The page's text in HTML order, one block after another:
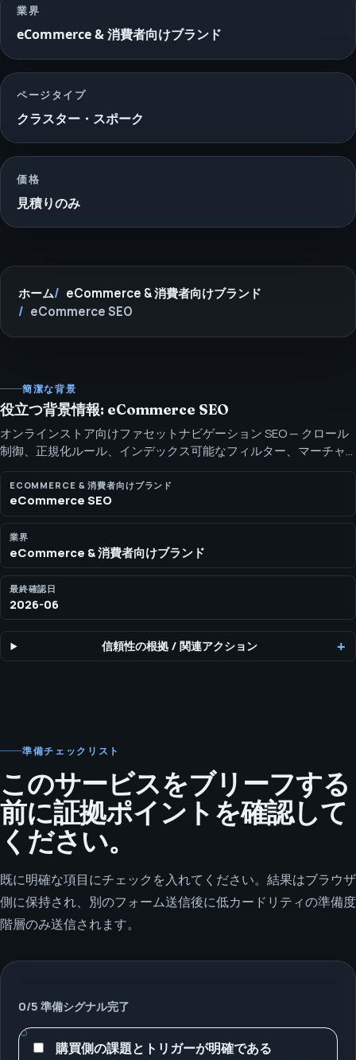
業界
eCommerce & 消費者向けブランド
ページタイプ
クラスター・スポーク
価格
見積りのみ
ホーム
eCommerce & 消費者向けブランド
eCommerce SEO
簡潔な背景
役立つ背景情報: eCommerce SEO
オンラインストア向けファセットナビゲーション SEO — クロール
制御、正規化ルール、インデックス可能なフィルター、マーチャ
ンダイジングの文脈まで対応。 要点：ファセットナビゲーション
SEO は、どのフィルター済みページを検索で可視化すべきか、そ
してクロールの無駄を防ぐためにどれを制御すべきかを決めま
す。
ECOMMERCE & 消費者向けブランド
eCommerce SEO
業界
eCommerce & 消費者向けブランド
最終確認日
2026-06
信頼性の根拠 /関連アクション
準備チェックリスト
このサービスをブリーフする
前に証拠ポイントを確認して
ください。
既に明確な項目にチェックを入れてください。結果はブラウザ
側に保持され、別のフォーム送信後に低カードリティの準備度
階層のみ送信されます。
0/5 準備シグナル完了
購買側の課題とトリガーが明確である